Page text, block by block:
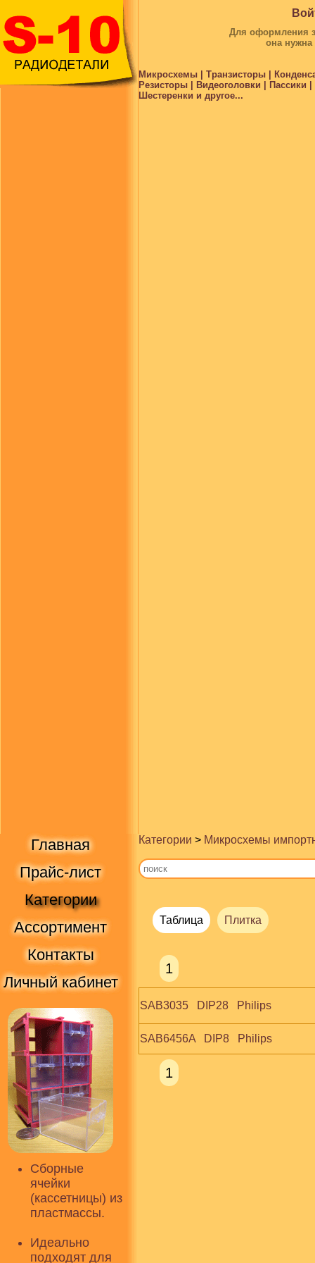
Для оформления
она
Микросхемы | Транзисторы |
Резисторы | Видеоголовки |
Шестеренки и другое...
Главная
Прайс-лист
Категории
Ассортимент
Контакты
Личный кабинет
Сборные
ячейки
(кассетницы) из
пластмассы.
Идеально
подходят для
Категории > Микросхемы
Таблица Плитка
1
SAB3035   DIP28   Philips
SAB6456A   DIP8   Philips
1